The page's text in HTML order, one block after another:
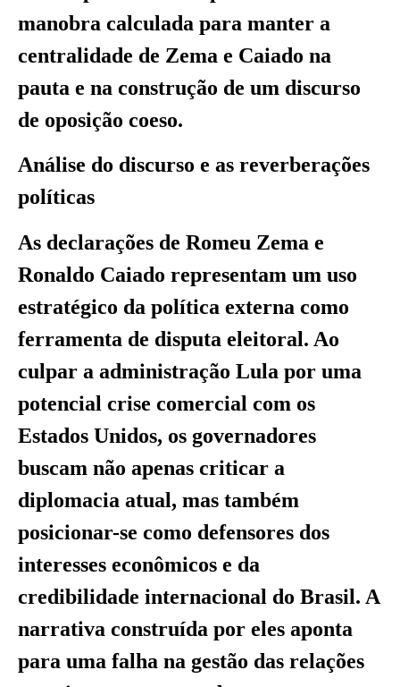
manobra calculada para manter a
centralidade de Zema e Caiado na
pauta e na construção de um discurso
de oposição coeso.
Análise do discurso e as reverberações
políticas
As declarações de Romeu Zema e
Ronaldo Caiado representam um uso
estratégico da política externa como
ferramenta de disputa eleitoral. Ao
culpar a administração Lula por uma
potencial crise comercial com os
Estados Unidos, os governadores
buscam não apenas criticar a
diplomacia atual, mas também
posicionar-se como defensores dos
interesses econômicos e da
credibilidade internacional do Brasil. A
narrativa construída por eles aponta
para uma falha na gestão das relações